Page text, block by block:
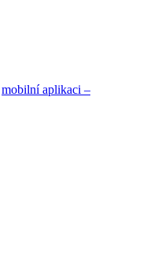
mobilní aplikaci –